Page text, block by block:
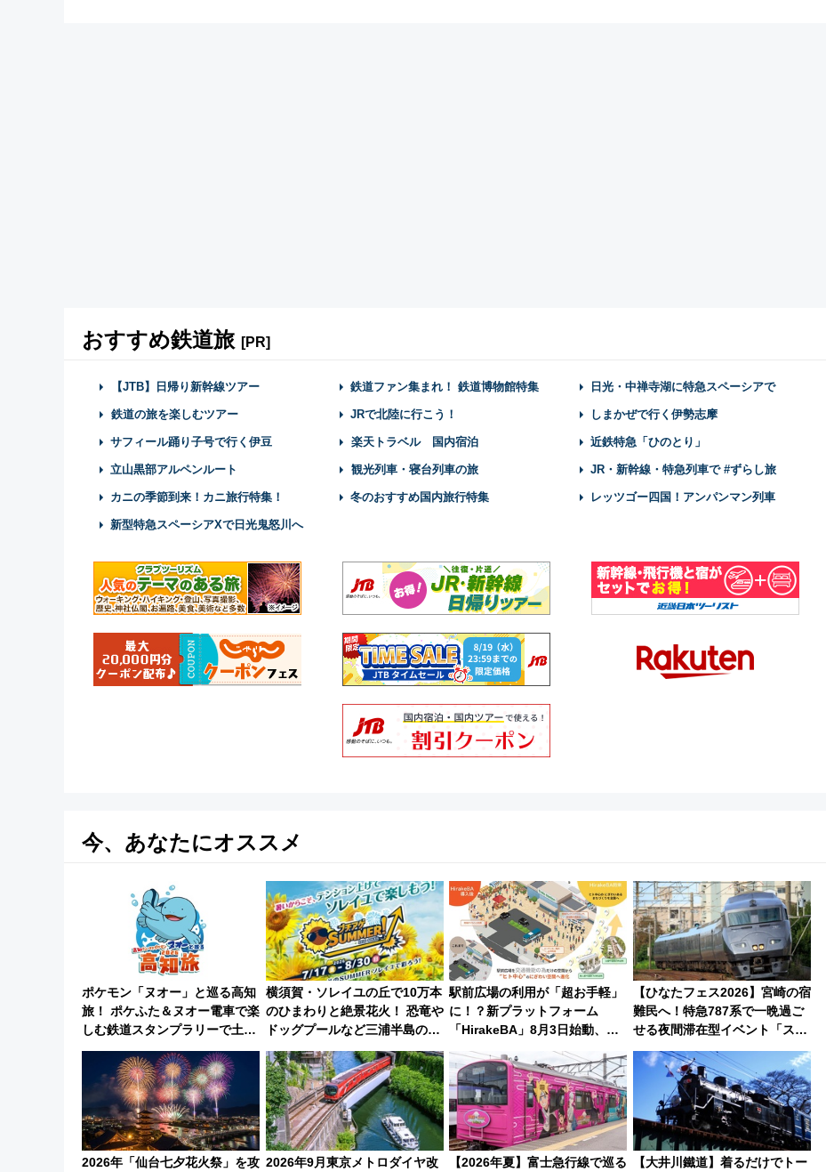
おすすめ鉄道旅 [PR]
【JTB】日帰り新幹線ツアー 鉄道ファン集まれ！ 鉄道博物館特集 日光・中禅寺湖に特急スペーシアで
鉄道の旅を楽しむツアー JRで北陸に行こう！ しまかぜで行く伊勢志摩
サフィール踊り子号で行く伊豆 楽天トラベル 国内宿泊 近鉄特急「ひのとり」
立山黒部アルペンルート 観光列車・寝台列車の旅 JR・新幹線・特急列車で #ずらし旅
カニの季節到来！カニ旅行特集！ 冬のおすすめ国内旅行特集 レッツゴー四国！アンパンマン列車
新型特急スペーシアXで日光鬼怒川へ
今、あなたにオススメ
ポケモン「ヌオー」と巡る高知
旅！ ポケふた＆ヌオー電車で楽
しむ鉄道スタンプラリーで土佐
路の絶景と絶品グルメを満喫！
（7月18日スタート）
横須賀・ソレイユの丘で10万本
のひまわりと絶景花火！ 恐竜や
ドッグプールなど三浦半島の日
帰りお出かけ最新情報（2026年
7月17日～開催）
駅前広場の利用が「超お手軽」
に！？新プラットフォーム
「HirakeBA」8月3日始動、ス
マホで簡単申請 物販や演奏会な
どに【JR東日本】
【ひなたフェス2026】宮崎の宿
難民へ！特急787系で一晩過ご
せる夜間滞在型イベント「スワ
ローおひさま」が救世主に？
2026年「仙台七夕花火祭」を攻 2026年9月東京メトロダイヤ改 【2026年夏】富士急行線で巡る 【大井川鐵道】着るだけでトー